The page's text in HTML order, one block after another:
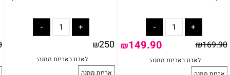
₪250 ₪169.90
₪149.90